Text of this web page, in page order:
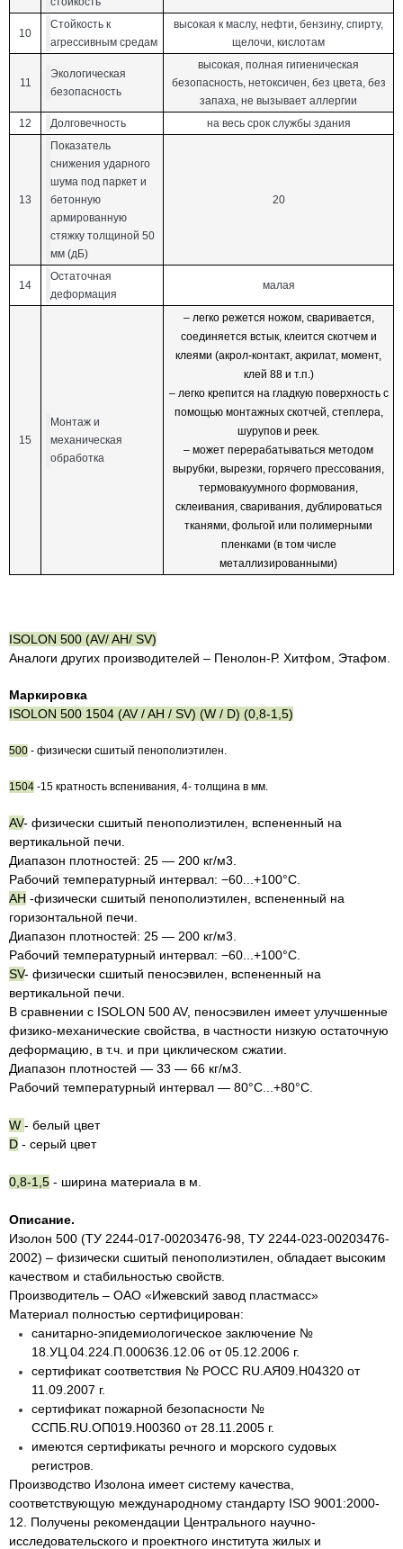
10
Стойкость к
агрессивным средам
высокая к маслу, нефти, бензину, спирту,
щелочи, кислотам
11
Экологическая
безопасность
высокая, полная гигиеническая
безопасность, нетоксичен, без цвета, без
запаха, не вызывает аллергии
12
Долговечность на весь срок службы здания
13
Показатель
снижения ударного
шума под паркет и
бетонную
армированную
стяжку толщиной 50
мм (дБ)
20
14
Остаточная
деформация
малая
15
Монтаж и
механическая
обработка
– легко режется ножом, сваривается,
соединяется встык, клеится скотчем и
клеями (акрол-контакт, акрилат, момент,
клей 88 и т.п.)
– легко крепится на гладкую поверхность с
помощью монтажных скотчей, степлера,
шурупов и реек.
– может перерабатываться методом
вырубки, вырезки, горячего прессования,
термовакуумного формования,
склеивания, сваривания, дублироваться
тканями, фольгой или полимерными
пленками (в том числе
металлизированными)
ISOLON 500 (AV/ AH/ SV)
Аналоги других производителей – Пенолон-Р. Хитфом, Этафом.
Маркировка
ISOLON 500 1504 (AV / AH / SV) (W / D) (0,8-1,5)
500 - физически сшитый пенополиэтилен.
1504 -15 кратность вспенивания, 4- толщина в мм.
AV- физически сшитый пенополиэтилен, вспененный на
вертикальной печи.
Диапазон плотностей: 25 — 200 кг/м3.
Рабочий температурный интервал: −60...+100°С.
AH -физически сшитый пенополиэтилен, вспененный на
горизонтальной печи.
Диапазон плотностей: 25 — 200 кг/м3.
Рабочий температурный интервал: −60...+100°С.
SV- физически сшитый пеносэвилен, вспененный на
вертикальной печи.
В сравнении с ISOLON 500 AV, пеносэвилен имеет улучшенные
физико-механические свойства, в частности низкую остаточную
деформацию, в т.ч. и при циклическом сжатии.
Диапазон плотностей — 33 — 66 кг/м3.
Рабочий температурный интервал — 80°С...+80°С.
W - белый цвет
D - серый цвет
0,8-1,5 - ширина материала в м.
Описание.
Изолон 500 (ТУ 2244-017-00203476-98, ТУ 2244-023-00203476-
2002) – физически сшитый пенополиэтилен, обладает высоким
качеством и стабильностью свойств.
Производитель – ОАО «Ижевский завод пластмасс»
Материал полностью сертифицирован:
санитарно-эпидемиологическое заключение №
18.УЦ.04.224.П.000636.12.06 от 05.12.2006 г.
сертификат соответствия № РОСС RU.АЯ09.Н04320 от
11.09.2007 г.
сертификат пожарной безопасности №
ССПБ.RU.ОП019.Н00360 от 28.11.2005 г.
имеются сертификаты речного и морского судовых
регистров.
Производство Изолона имеет систему качества,
соответствующую международному стандарту ISO 9001:2000-
12. Получены рекомендации Центрального научно-
исследовательского и проектного института жилых и